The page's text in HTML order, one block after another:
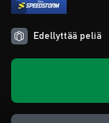
Edellyttää peliä